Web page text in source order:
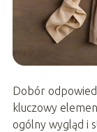
Dobór
kluczowy
ogólny wygląd i